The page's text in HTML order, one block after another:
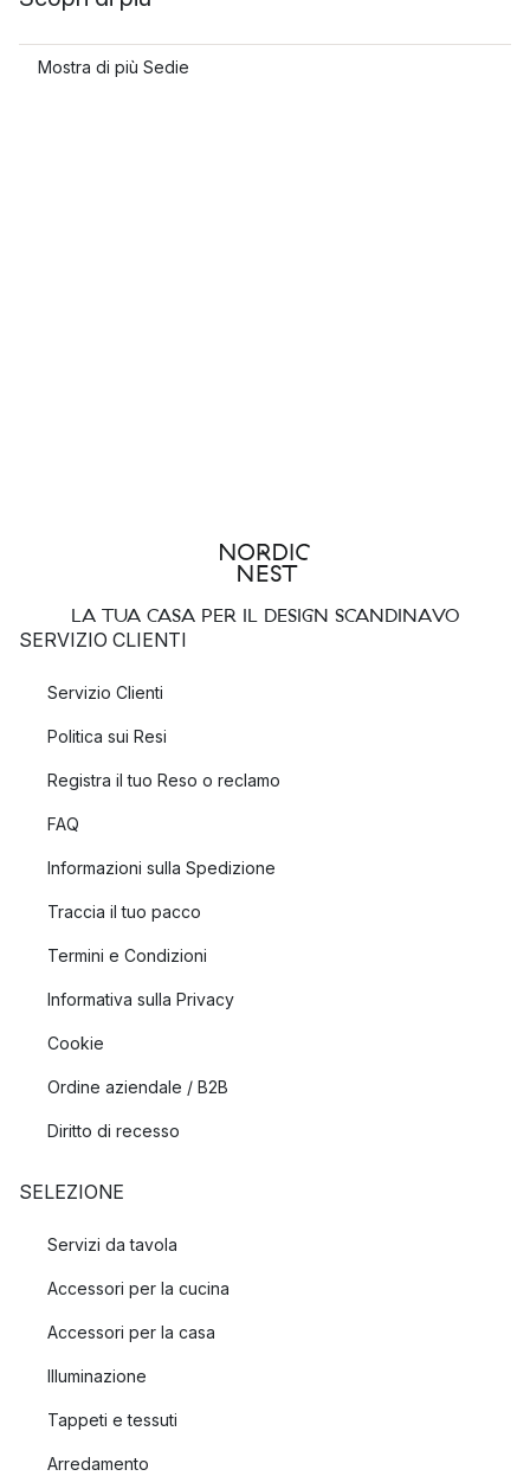
Mostra di più Sedie
LA TUA CASA PER IL DESIGN SCANDINAVO
SERVIZIO CLIENTI
Servizio Clienti
Politica sui Resi
Registra il tuo Reso o reclamo
FAQ
Informazioni sulla Spedizione
Traccia il tuo pacco
Termini e Condizioni
Informativa sulla Privacy
Cookie
Ordine aziendale / B2B
Diritto di recesso
SELEZIONE
Servizi da tavola
Accessori per la cucina
Accessori per la casa
Illuminazione
Tappeti e tessuti
Arredamento